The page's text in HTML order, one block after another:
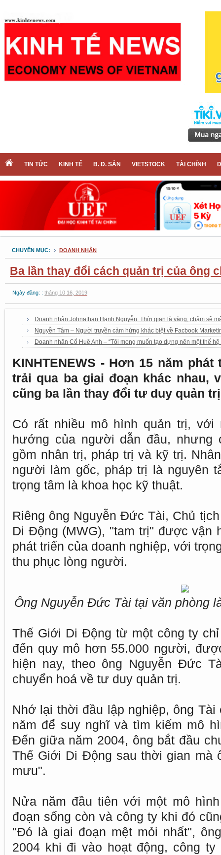
TIN TỨC KINH TẾ B. Đ. SẢN VIETSTOCK TÀI CHÍNH
CHUYÊN MỤC: DOANH NHÂN
Ba lần thay đổi cách quản trị của ông
Ngày đăng: : tháng 10 16, 2019
Doanh nhân Johnathan Hạnh Nguyễn: Thời gian là vàng, chậm sẽ
Nguyễn Tâm – Người truyền cảm hứng khác biệt về Facbook
Doanh nhân Cổ Huệ Anh – “Tôi mong muốn tạo dựng nên một thế
KINHTENEWS - Hơn 15 năm
trải qua ba giai đoạn khác nhau,
cũng ba lần thay đổi tư duy quản
Có rất nhiều mô hình quản trị, với
hướng của người dẫn đầu, nhưng
gồm nhân trị, pháp trị và kỹ trị.
người làm gốc, pháp trị là nguyên
trọng tâm là khoa học kỹ thuật.
Riêng ông Nguyễn Đức Tài, Chủ
Di Động (MWG), "tam trị" được vận
phát triển của doanh nghiệp, với
thu phục lòng người.
Ông Nguyễn Đức Tài tại văn phòng
Thế Giới Di Động từ một công ty
đến quy mô hơn 55.000 người,
hiện nay, theo ông Nguyễn Đức
chuyển hoá về tư duy quản trị.
Nhớ lại thời đầu lập nghiệp, ông
năm để suy nghĩ và tìm kiếm mô
Đến giữa năm 2004, ông bắt đầu
Thế Giới Di Động sau thời gian mà
mưu".
Nửa năm đầu tiên với một mô
đoạn sống còn và công ty khi đó
"Đó là giai đoạn mệt mỏi nhất",
2004 khi đi vào hoạt động, công